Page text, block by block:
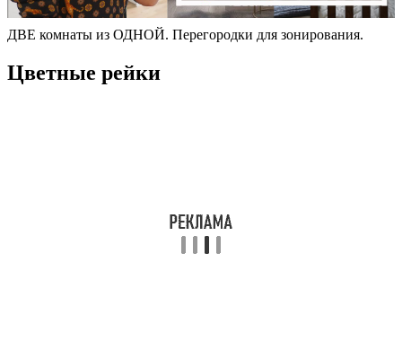
ДВЕ комнаты из ОДНОЙ. Перегородки для зонирования.
Цветные рейки